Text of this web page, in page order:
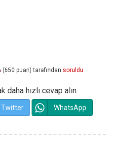
(650 puan) tarafından soruldu
daha hızlı cevap alın
Twitter WhatsApp